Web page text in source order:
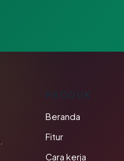
Beranda
Fitur
Cara kerja